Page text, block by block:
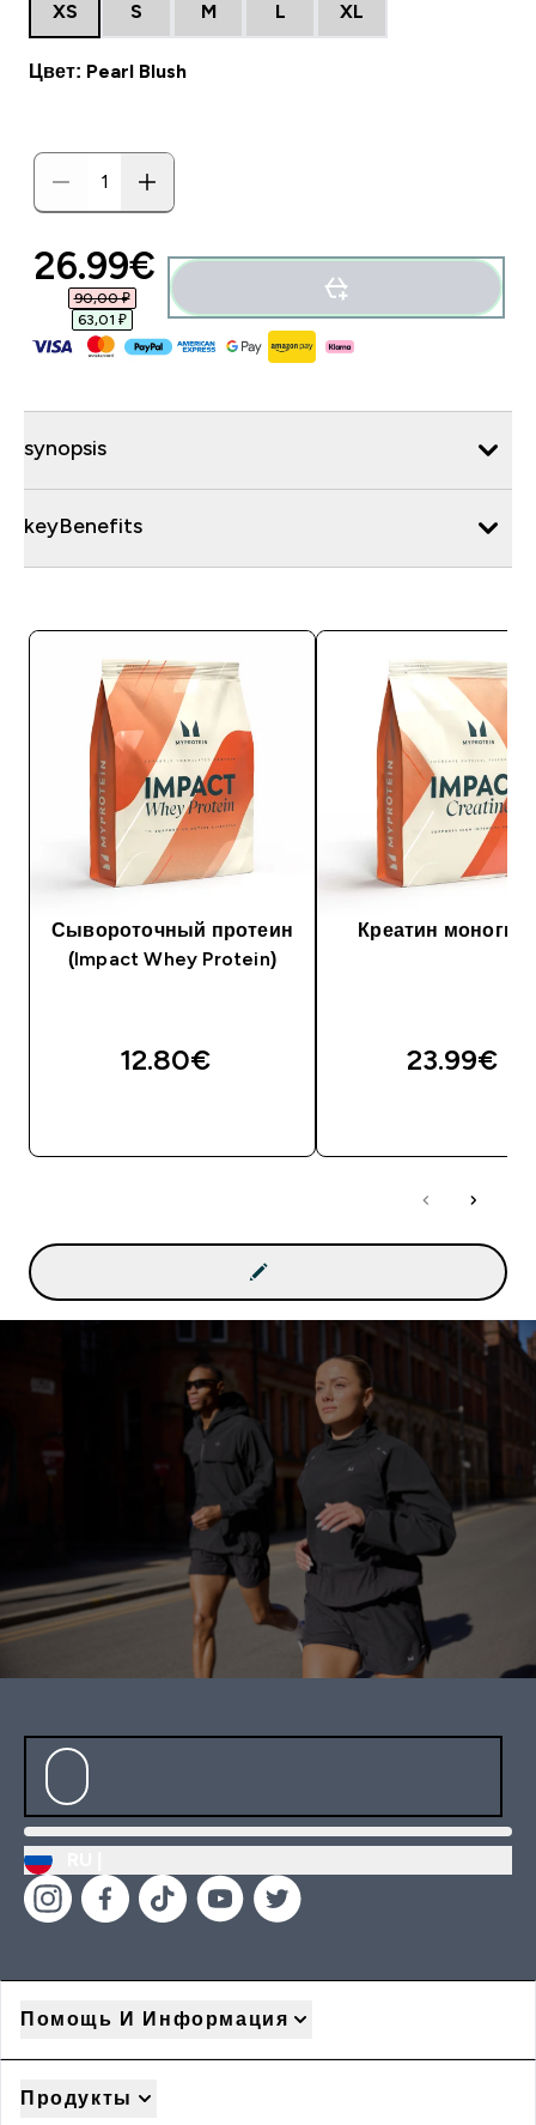
XS S M L XL
Цвет: Pearl Blush
26.99€‎
90,00 ₽‎
63,01 ₽‎
synopsis
keyBenefits
Сывороточный протеин
(Impact Whey Protein)
12.80€‎
Креатин
23.99€‎
Помощь И Информация
Продукты